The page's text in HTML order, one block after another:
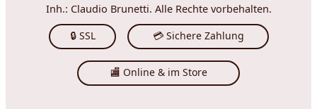
Inh.: Claudio Brunetti. Alle Rechte vorbehalten.
🔒 SSL 💳 Sichere Zahlung
🏬 Online & im Store